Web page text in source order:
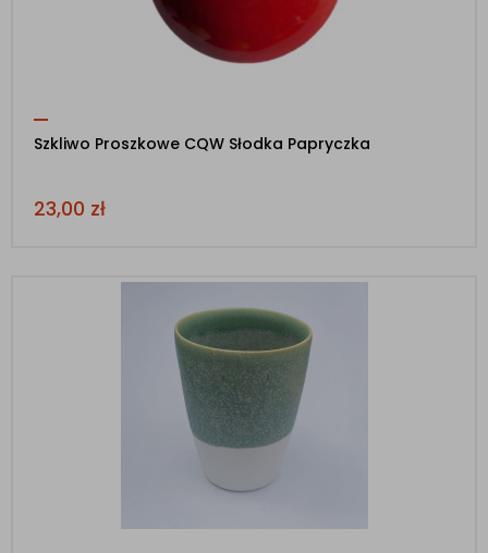
Szkliwo Proszkowe CQW Słodka Papryczka
23,00 zł